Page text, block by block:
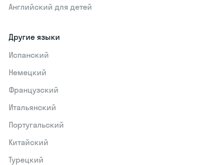
Английский для детей
Другие языки
Испанский
Немецкий
Французский
Итальянский
Португальский
Китайский
Турецкий